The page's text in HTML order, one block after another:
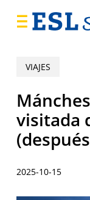
VIAJES
visitada
2025-10-15